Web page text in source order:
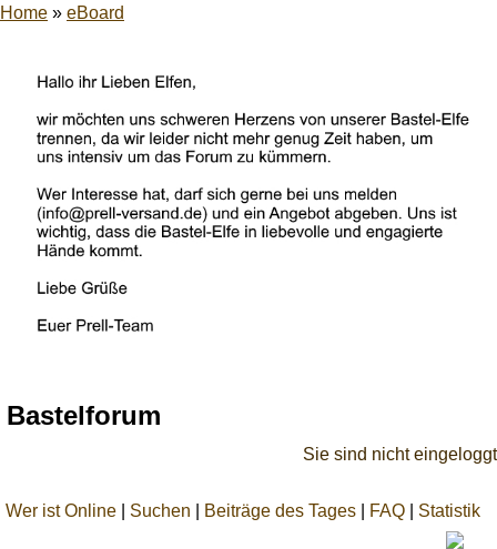
Home » eBoard
Bastelforum
Sie sind nicht eingeloggt
Wer ist Online Suchen Beiträge des Tages FAQ Statistik